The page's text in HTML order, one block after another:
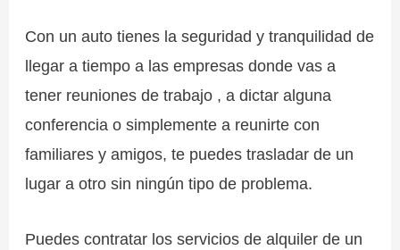
Con un auto tienes la seguridad y tranquilidad de
llegar a tiempo a las empresas donde vas a
tener reuniones de trabajo , a dictar alguna
conferencia o simplemente a reunirte con
familiares y amigos, te puedes trasladar de un
lugar a otro sin ningún tipo de problema.
Puedes contratar los servicios de alquiler de un